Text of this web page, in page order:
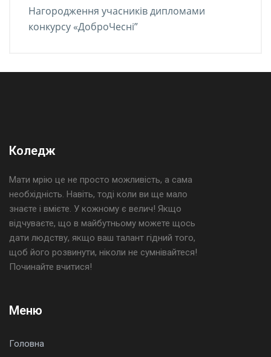
Нагородження учасників дипломами
конкурсу «ДоброЧесні”
Коледж
Мати мрію це не просто можливість, а сама
необхідність. Навіть, тоді коли ви ще мало
знаєте і вмієте. У кожному є велич! Якщо
відчуваєте, що в майбутньому можете щось
дати людству, якщо ваш талант гідний того,
щоб його розвинути, ніколи не сумнівайтеся!
Починайте вчитися!
Меню
Головна